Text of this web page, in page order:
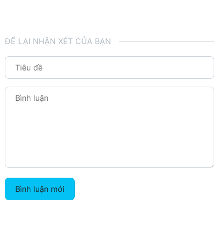
ĐỂ LẠI NHẬN XÉT CỦA BẠN
Bình luận mới